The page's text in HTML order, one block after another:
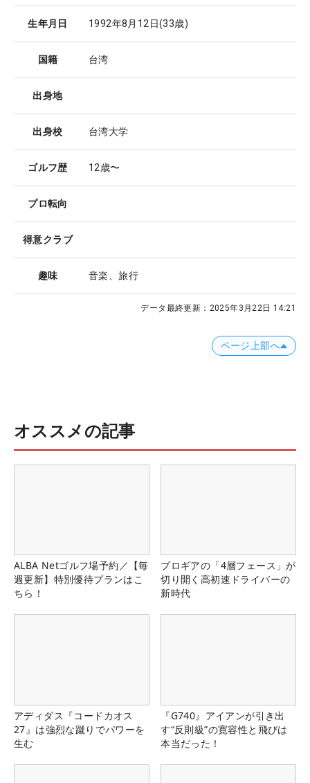
生年月日 1992年8月12日(33歳)
国籍 台湾
出身地
出身校 台湾大学
ゴルフ歴 12歳〜
プロ転向
得意クラブ
趣味 音楽、旅行
データ最終更新： 2025年3月22日 14:21
ページ上部へ
オススメの記事
ALBA Netゴルフ場予約／【毎
週更新】特別優待プランはこ
ちら！
プロギアの「4層フェース」が
切り開く高初速ドライバーの
新時代
アディダス『コードカオス
27』は強烈な蹴りでパワーを
生む
『G740』アイアンが引き出
す“反則級”の寛容性と飛びは
本当だった！